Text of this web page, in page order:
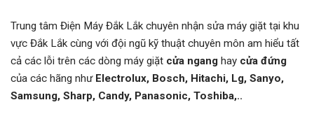
Trung tâm Điện Máy Đắk Lắk chuyên nhận sửa máy giặt tại khu
vực Đắk Lắk cùng với đội ngũ kỹ thuật chuyên môn am hiểu tất
cả các lỗi trên các dòng máy giặt cửa ngang hay cửa đứng
của các hãng như Electrolux, Bosch, Hitachi, Lg, Sanyo,
Samsung, Sharp, Candy, Panasonic, Toshiba,..